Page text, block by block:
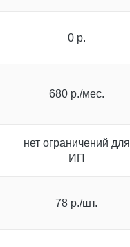
0 р.
680 р./мес.
нет ограничений для
ИП
78 р./шт.